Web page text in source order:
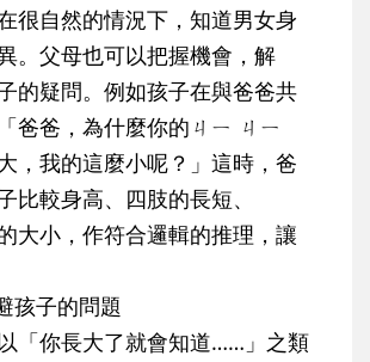
然的情況下，知道男女身
。父母也可以把握機會，解
問。例如孩子在與爸爸共
爸爸，為什麼你的ㄐㄧ ㄐㄧ
的這麼小呢？」這時，爸
比較身高、四肢的長短、
，作符合邏輯的推理，讓
子的問題
長大了就會知道……」之類